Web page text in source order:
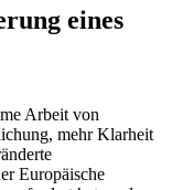
eines
Arbeit von
mehr Klarheit
Europäische